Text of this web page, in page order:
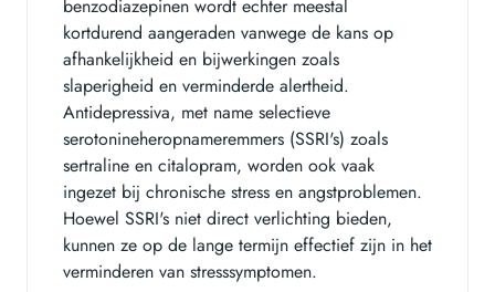
benzodiazepinen wordt echter meestal
kortdurend aangeraden vanwege de kans op
afhankelijkheid en bijwerkingen zoals
slaperigheid en verminderde alertheid.
Antidepressiva, met name selectieve
serotonineheropnameremmers (SSRI's) zoals
sertraline en citalopram, worden ook vaak
ingezet bij chronische stress en angstproblemen.
Hoewel SSRI's niet direct verlichting bieden,
kunnen ze op de lange termijn effectief zijn in het
verminderen van stresssymptomen.